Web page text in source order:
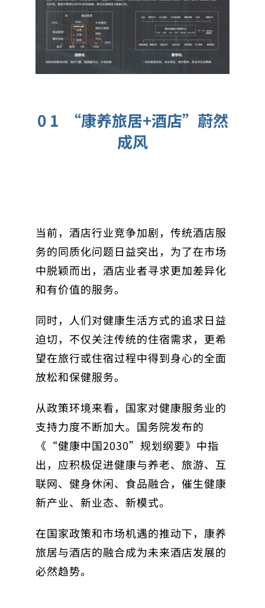
0 1 “康养旅居+酒店”蔚然
成风
当前，酒店行业竞争加剧，传统酒店服
务的同质化问题日益突出，为了在市场
中脱颖而出，酒店业者寻求更加差异化
和有价值的服务。
同时，人们对健康生活方式的追求日益
迫切，不仅关注传统的住宿需求，更希
望在旅行或住宿过程中得到身心的全面
放松和保健服务。
从政策环境来看，国家对健康服务业的
支持力度不断加大。国务院发布的
《“健康中国2030”规划纲要》中指
出，应积极促进健康与养老、旅游、互
联网、健身休闲、食品融合，催生健康
新产业、新业态、新模式。
在国家政策和市场机遇的推动下，康养
旅居与酒店的融合成为未来酒店发展的
必然趋势。